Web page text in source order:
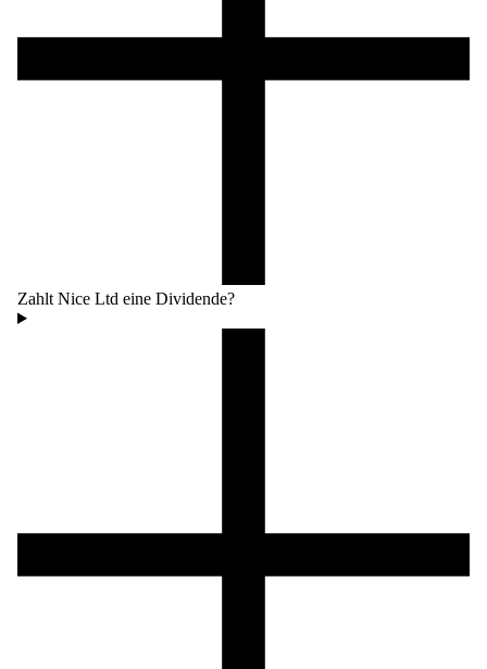
Zahlt Nice Ltd eine Dividende?